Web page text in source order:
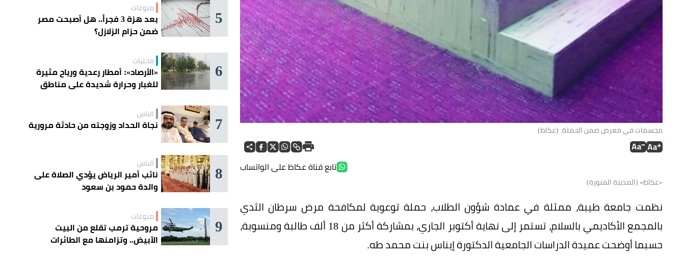
مجسمات في معرض ضمن الحملة. (عكاظ)
تابع قناة عكاظ على الواتساب
«عكاظ» (المدينة المنورة)
نظمت جامعة طيبة، ممثلة في عمادة شؤون الطلاب، حملة توعوية لمكافحة مرض سرطان الثدي
بالمجمع الأكاديمي بالسلام، تستمر إلى نهاية أكتوبر الجاري، بمشاركة أكثر من 18 ألف طالبة ومنسوبة،
حسبما أوضحت عميدة الدراسات الجامعية الدكتورة إيناس بنت محمد طه.
5 منوعات
بعد هزة 3 فجراً.. هل أصبحت مصر
ضمن حزام الزلازل؟
6 محليات
«الأرصاد»: أمطار رعدية ورياح مثيرة
للغبار وحرارة شديدة على مناطق
7 الناس
نجاة الحداد وزوجته من حادثة مرورية
8 الناس
نائب أمير الرياض يؤدي الصلاة على
والدة حمود بن سعود
9 منوعات
مروحية ترمب تقلع من البيت
الأبيض.. وتزامنها مع الطائرات